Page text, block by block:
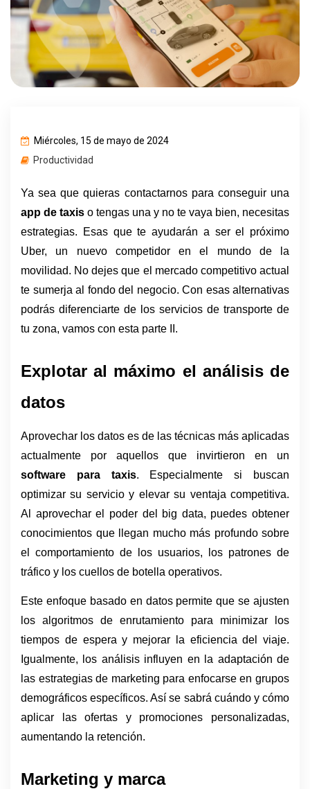
Miércoles, 15 de mayo de 2024
Productividad
app de taxis o tengas una y no te vaya bien, necesitas
estrategias. Esas que te ayudarán a ser el próximo
Uber, un nuevo competidor en el mundo de la
movilidad. No dejes que el mercado competitivo actual
te sumerja al fondo del negocio. Con esas alternativas
podrás diferenciarte de los servicios de transporte de
tu zona, vamos con esta parte II.
Explotar al máximo el análisis de
datos
Aprovechar los datos es de las técnicas más aplicadas
software para taxis. Especialmente si buscan
optimizar su servicio y elevar su ventaja competitiva.
Al aprovechar el poder del big data, puedes obtener
conocimientos que llegan mucho más profundo sobre
el comportamiento de los usuarios, los patrones de
tráfico y los cuellos de botella operativos.
Este enfoque basado en datos permite que se ajusten
los algoritmos de enrutamiento para minimizar los
tiempos de espera y mejorar la eficiencia del viaje.
Igualmente, los análisis influyen en la adaptación de
las estrategias de marketing para enfocarse en grupos
demográficos específicos. Así se sabrá cuándo y cómo
aplicar las ofertas y promociones personalizadas,
aumentando la retención.
Marketing y marca